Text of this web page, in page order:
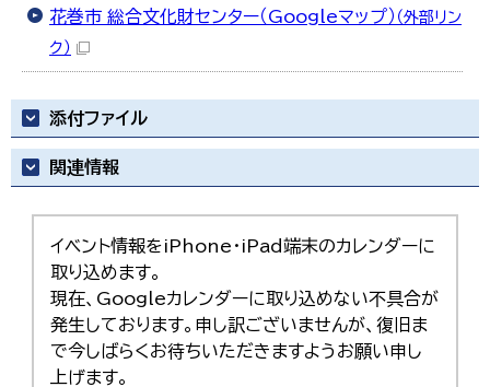
花巻市 総合文化財センター（Googleマップ） （外部リン
ク）
添付ファイル
関連情報
イベント情報をiPhone・iPad端末のカレンダーに
取り込めます。
現在、Googleカレンダーに取り込めない不具合が
発生しております。申し訳ございませんが、復旧ま
で今しばらくお待ちいただきますようお願い申し
上げます。